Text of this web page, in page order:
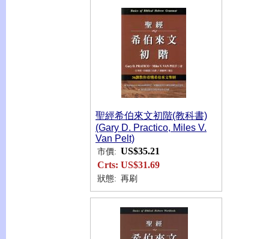
聖經希伯來文初階(教科書)
(Gary D. Practico, Miles V.
Van Pelt)
市價: US$35.21
Crts: US$31.69
狀態: 再刷